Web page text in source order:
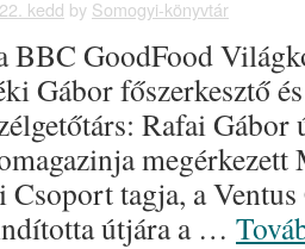
kedd by Somogyi-könyvtár
BBC GoodFood
Gábor főszerkesztő
Rafai
Csoport tagja, a
útjára a …